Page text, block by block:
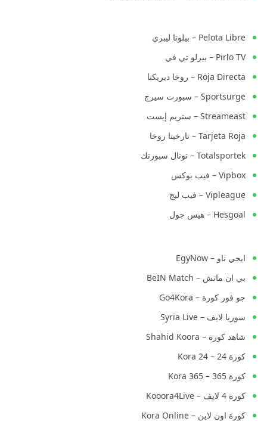
Pelota Libre – بيلوتا ليبري
Pirlo TV – بيرلو تي في
Roja Directa – روخا ديريكتا
Sportsurge – سبورت سيرج
Streameast – ستريم إيست
Tarjeta Roja – تارخيتا روخا
Totalsportek – توتال سبورتك
Vipbox – فيب بوكس
Vipleague – فيب ليج
Hesgoal – هيس جول
ايجي ناو – EgyNow
بي ان ماتش – BeIN Match
جو فور كورة – Go4Kora
سوريا لايف – Syria Live
شاهد كورة – Shahid Koora
كورة 24 – Kora 24
كورة 365 – Kora 365
كورة 4 لايف – Kooora4Live
كورة اون لاين – Kora Online